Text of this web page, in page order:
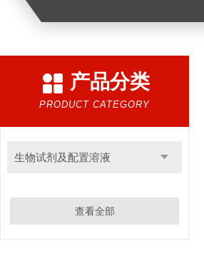
产品分类
PRODUCT CATEGORY
生物试剂及配置溶液
查看全部